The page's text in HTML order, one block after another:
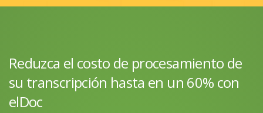
Reduzca el costo de procesamiento de
su transcripción hasta en un 60% con
elDoc